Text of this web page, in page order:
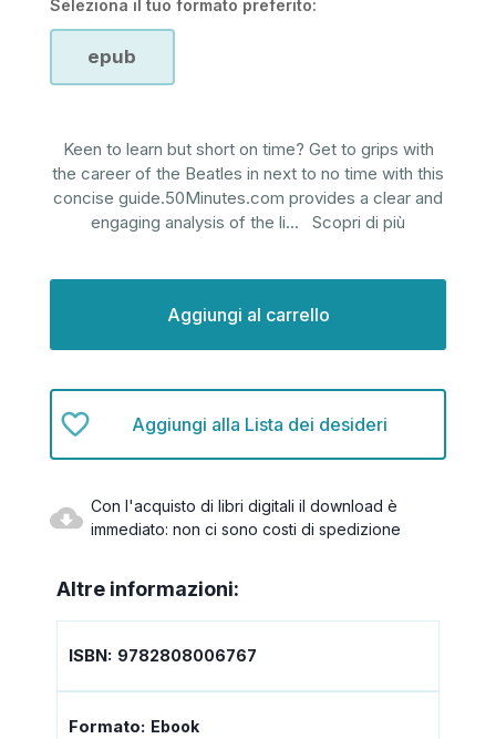
Seleziona il tuo formato preferito:
epub
Keen to learn but short on time? Get to grips with
the career of the Beatles in next to no time with this
concise guide.50Minutes.com provides a clear and
engaging analysis of the li... Scopri di più
Aggiungi alla Lista dei desideri
Con l'acquisto di libri digitali il download è
immediato: non ci sono costi di spedizione
Altre informazioni:
ISBN: 9782808006767
Formato: Ebook